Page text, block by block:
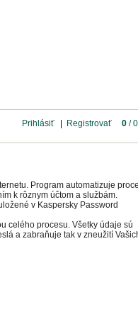
Prihlásiť Registrovať 0 /
Program automatizuje
k rôznym účtom a službám.
v Kaspersky Password
celého procesu. Všetky údaje sú
a zabraňuje tak v zneužití